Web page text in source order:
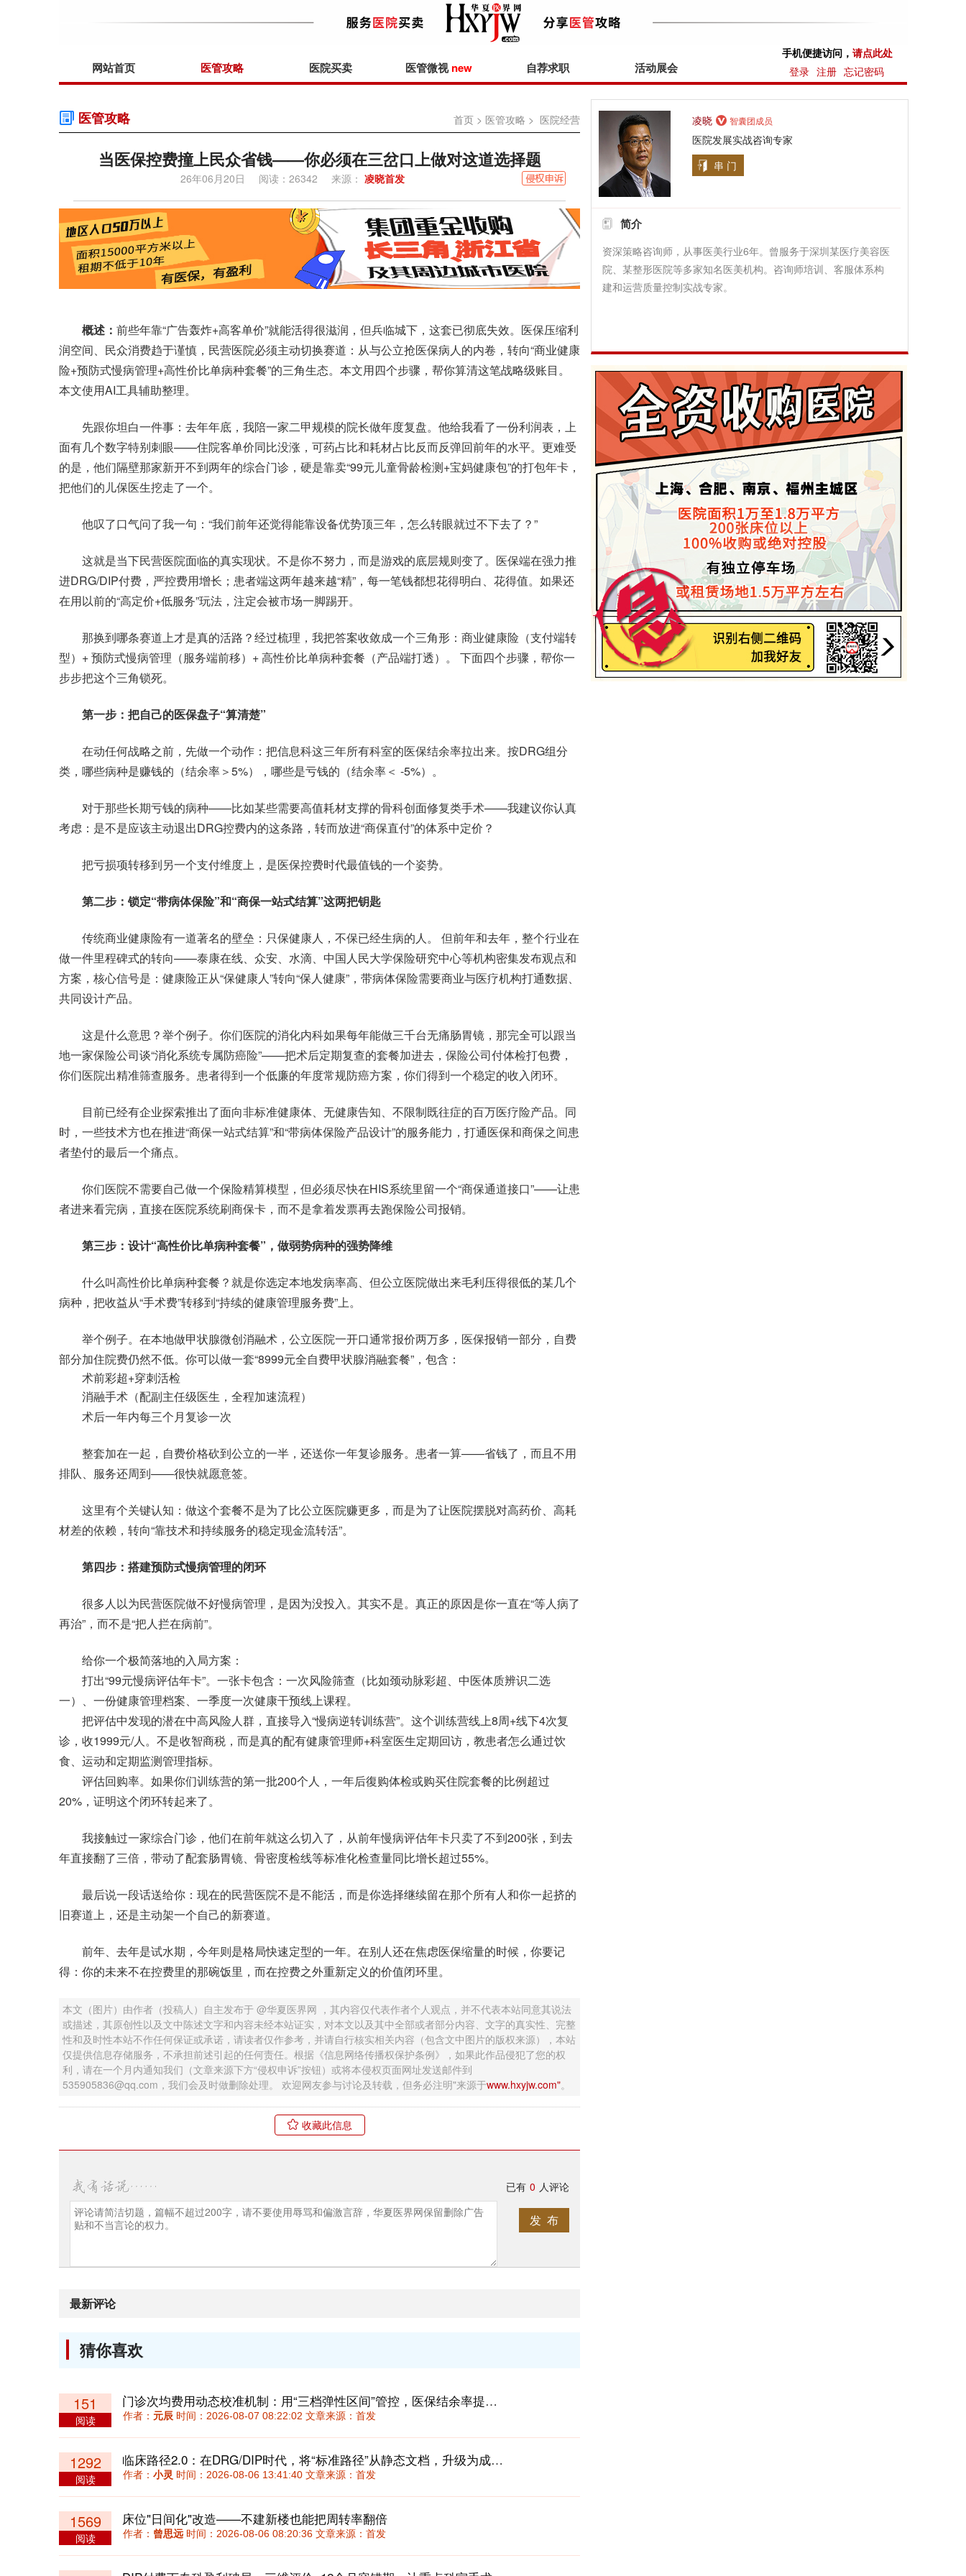
网站首页 医管攻略 医院买卖 医管微视new 自荐求职 活动展会
手机便捷访问， 请点此处
登录 注册 忘记密码
医管攻略 首页 > 医管攻略 > 医院经营
当医保控费撞上民众省钱——你必须在三岔口上做对这道选择题
26年06月20日 阅读：26342 来源： 凌晓首发
概述： 前些年靠“广告轰炸+高客单价”就能活得很滋润，但兵临城下，这套已彻底失效。医保压缩利
润空间、民众消费趋于谨慎，民营医院必须主动切换赛道：从与公立抢医保病人的内卷，转向“商业健康
险+预防式慢病管理+高性价比单病种套餐”的三角生态。本文用四个步骤，帮你算清这笔战略级账目。
本文使用AI工具辅助整理。
先跟你坦白一件事：去年年底，我陪一家二甲规模的院长做年度复盘。他给我看了一份利润表，上
面有几个数字特别刺眼——住院客单价同比没涨，可药占比和耗材占比反而反弹回前年的水平。更难受
的是，他们隔壁那家新开不到两年的综合门诊，硬是靠卖“99元儿童骨龄检测+宝妈健康包”的打包年卡，
把他们的儿保医生挖走了一个。
他叹了口气问了我一句：“我们前年还觉得能靠设备优势顶三年，怎么转眼就过不下去了？”
这就是当下民营医院面临的真实现状。不是你不努力，而是游戏的底层规则变了。医保端在强力推
进DRG/DIP付费，严控费用增长；患者端这两年越来越“精”，每一笔钱都想花得明白、花得值。如果还
在用以前的“高定价+低服务”玩法，注定会被市场一脚踢开。
那换到哪条赛道上才是真的活路？经过梳理，我把答案收敛成一个三角形：商业健康险（支付端转
型）+ 预防式慢病管理（服务端前移）+ 高性价比单病种套餐（产品端打透）。 下面四个步骤，帮你一
步步把这个三角锁死。
第一步：把自己的医保盘子“算清楚”
在动任何战略之前，先做一个动作：把信息科这三年所有科室的医保结余率拉出来。按DRG组分
类，哪些病种是赚钱的（结余率＞5%），哪些是亏钱的（结余率＜ -5%）。
对于那些长期亏钱的病种——比如某些需要高值耗材支撑的骨科创面修复类手术——我建议你认真
考虑：是不是应该主动退出DRG控费内的这条路，转而放进“商保直付”的体系中定价？
把亏损项转移到另一个支付维度上，是医保控费时代最值钱的一个姿势。
第二步：锁定“带病体保险”和“商保一站式结算”这两把钥匙
传统商业健康险有一道著名的壁垒：只保健康人，不保已经生病的人。 但前年和去年，整个行业在
做一件里程碑式的转向——泰康在线、众安、水滴、中国人民大学保险研究中心等机构密集发布观点和
方案，核心信号是：健康险正从“保健康人”转向“保人健康”，带病体保险需要商业与医疗机构打通数据、
共同设计产品。
这是什么意思？举个例子。你们医院的消化内科如果每年能做三千台无痛肠胃镜，那完全可以跟当
地一家保险公司谈“消化系统专属防癌险”——把术后定期复查的套餐加进去，保险公司付体检打包费，
你们医院出精准筛查服务。患者得到一个低廉的年度常规防癌方案，你们得到一个稳定的收入闭环。
目前已经有企业探索推出了面向非标准健康体、无健康告知、不限制既往症的百万医疗险产品。同
时，一些技术方也在推进“商保一站式结算”和“带病体保险产品设计”的服务能力，打通医保和商保之间患
者垫付的最后一个痛点。
你们医院不需要自己做一个保险精算模型，但必须尽快在HIS系统里留一个“商保通道接口”——让患
者进来看完病，直接在医院系统刷商保卡，而不是拿着发票再去跑保险公司报销。
第三步：设计“高性价比单病种套餐”，做弱势病种的强势降维
什么叫高性价比单病种套餐？就是你选定本地发病率高、但公立医院做出来毛利压得很低的某几个
病种，把收益从“手术费”转移到“持续的健康管理服务费”上。
举个例子。在本地做甲状腺微创消融术，公立医院一开口通常报价两万多，医保报销一部分，自费
部分加住院费仍然不低。你可以做一套“8999元全自费甲状腺消融套餐”，包含：
术前彩超+穿刺活检
消融手术（配副主任级医生，全程加速流程）
术后一年内每三个月复诊一次
整套加在一起，自费价格砍到公立的一半，还送你一年复诊服务。患者一算——省钱了，而且不用
排队、服务还周到——很快就愿意签。
这里有个关键认知：做这个套餐不是为了比公立医院赚更多，而是为了让医院摆脱对高药价、高耗
材差的依赖，转向“靠技术和持续服务的稳定现金流转活”。
第四步：搭建预防式慢病管理的闭环
很多人以为民营医院做不好慢病管理，是因为没投入。其实不是。真正的原因是你一直在“等人病了
再治”，而不是“把人拦在病前”。
给你一个极简落地的入局方案：
打出“99元慢病评估年卡”。一张卡包含：一次风险筛查（比如颈动脉彩超、中医体质辨识二选
一）、一份健康管理档案、一季度一次健康干预线上课程。
把评估中发现的潜在中高风险人群，直接导入“慢病逆转训练营”。这个训练营线上8周+线下4次复
诊，收1999元/人。不是收智商税，而是真的配有健康管理师+科室医生定期回访，教患者怎么通过饮
食、运动和定期监测管理指标。
评估回购率。如果你们训练营的第一批200个人，一年后復购体检或购买住院套餐的比例超过
20%，证明这个闭环转起来了。
我接触过一家综合门诊，他们在前年就这么切入了，从前年慢病评估年卡只卖了不到200张，到去
年直接翻了三倍，带动了配套肠胃镜、骨密度检线等标准化检查量同比增长超过55%。
最后说一段话送给你：现在的民营医院不是不能活，而是你选择继续留在那个所有人和你一起挤的
旧赛道上，还是主动架一个自己的新赛道。
前年、去年是试水期，今年则是格局快速定型的一年。在别人还在焦虑医保缩量的时候，你要记
得：你的未来不在控费里的那碗饭里，而在控费之外重新定义的价值闭环里。
本文（图片）由作者（投稿人）自主发布于 @华夏医界网 ，其内容仅代表作者个人观点，并不代表本站同意其说法
或描述，其原创性以及文中陈述文字和内容未经本站证实，对本文以及其中全部或者部分内容、文字的真实性、完整
性和及时性本站不作任何保证或承诺，请读者仅作参考，并请自行核实相关内容（包含文中图片的版权来源），本站
仅提供信息存储服务，不承担前述引起的任何责任。根据《信息网络传播权保护条例》，如果此作品侵犯了您的权
利，请在一个月内通知我们（文章来源下方“侵权申诉”按钮）或将本侵权页面网址发送邮件到
535905836@qq.com，我们会及时做删除处理。 欢迎网友参与讨论及转载，但务必注明"来源于www.hxyjw.com"。
收藏此信息
已有 0 人评论
发 布
最新评论
猜你喜欢
151
阅读
门诊次均费用动态校准机制：用“三档弹性区间”管控，医保结余率提升12%还不丢患者
作者： 元辰 时间：2026-08-07 08:22:02 文章来源：首发
1292
阅读
临床路径2.0：在DRG/DIP时代，将“标准路径”从静态文档，升级为成本与质量的动态“驾驶舱”
作者： 小灵 时间：2026-08-06 13:41:40 文章来源：首发
1569
阅读
床位"日间化"改造——不建新楼也能把周转率翻倍
作者： 曾思远 时间：2026-08-06 08:20:36 文章来源：首发
凌晓 智囊团成员
医院发展实战咨询专家
串 门
简介
资深策略咨询师，从事医美行业6年。曾服务于深圳某医疗美容医
院、某整形医院等多家知名医美机构。咨询师培训、客服体系构
建和运营质量控制实战专家。